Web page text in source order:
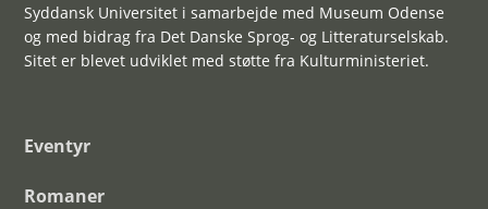
Syddansk Universitet i samarbejde med Museum Odense
og med bidrag fra Det Danske Sprog- og Litteraturselskab.
Sitet er blevet udviklet med støtte fra Kulturministeriet.
Eventyr
Romaner